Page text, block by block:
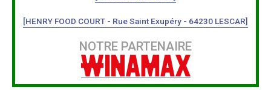
[HENRY FOOD COURT - Rue Saint Exupéry - 64230 LESCAR]
NOTRE PARTENAIRE